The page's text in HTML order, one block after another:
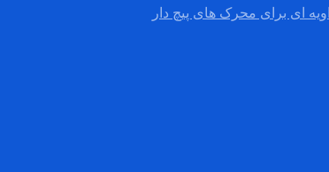
ای برای محرک های پیچ دار